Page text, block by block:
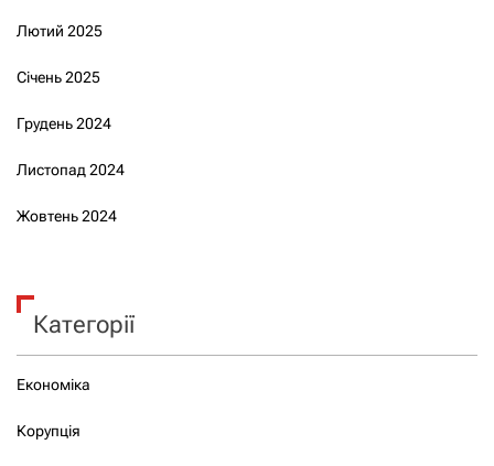
Лютий 2025
Січень 2025
Грудень 2024
Листопад 2024
Жовтень 2024
Категорії
Економіка
Корупція